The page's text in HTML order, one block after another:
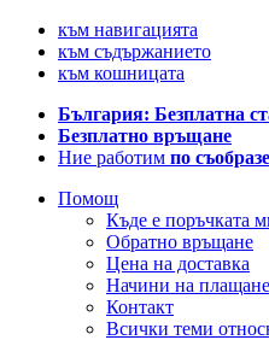
към навигацията
към съдържанието
към кошницата
България: Безплатна
Безплатно връщане
Ние работим по
Помощ
Къде е поръчката
Обратно връщане
Цена на доставка
Начини на плащане
Контакт
Всички теми